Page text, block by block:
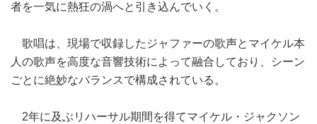
者を一気に熱狂の渦へと引き込んでいく。
歌唱は、現場で収録したジャファーの歌声とマイケル本
人の歌声を高度な音響技術によって融合しており、シーン
ごとに絶妙なバランスで構成されている。
2年に及ぶリハーサル期間を得てマイケル・ジャクソン